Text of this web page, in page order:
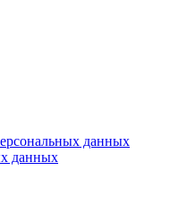
данных
данных